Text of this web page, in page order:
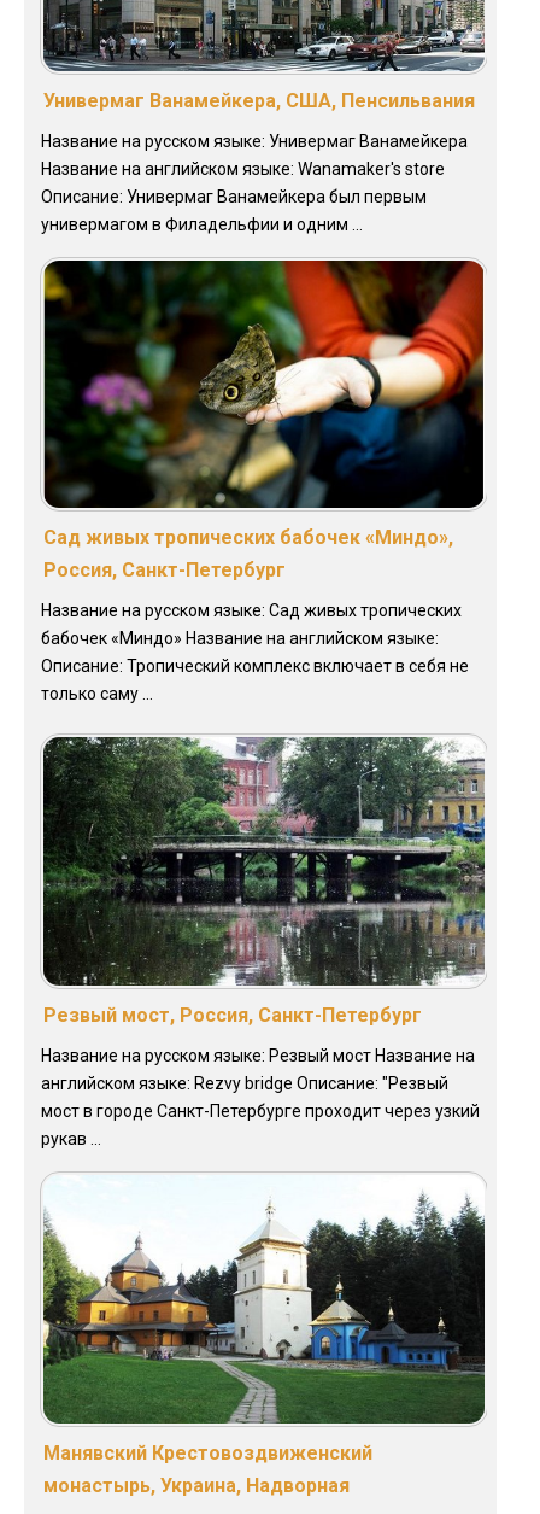
Универмаг Ванамейкера, США, Пенсильвания
Название на русском языке: Универмаг Ванамейкера
Название на английском языке: Wanamaker's store
Описание: Универмаг Ванамейкера был первым
универмагом в Филадельфии и одним ...
Сад живых тропических бабочек «Миндо»,
Россия, Санкт-Петербург
Название на русском языке: Сад живых тропических
бабочек «Миндо» Название на английском языке:
Описание: Тропический комплекс включает в себя не
только саму ...
Резвый мост, Россия, Санкт-Петербург
Название на русском языке: Резвый мост Название на
английском языке: Rezvy bridge Описание: "Резвый
мост в городе Санкт-Петербурге проходит через узкий
рукав ...
Манявский Крестовоздвиженский
монастырь, Украина, Надворная